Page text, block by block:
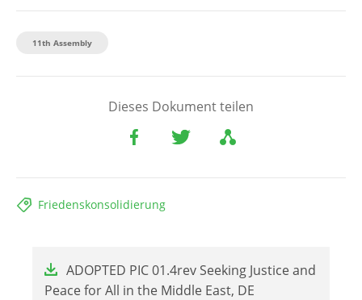
11th Assembly
Dieses Dokument teilen
Friedenskonsolidierung
ADOPTED PIC 01.4rev Seeking Justice and
Peace for All in the Middle East, DE